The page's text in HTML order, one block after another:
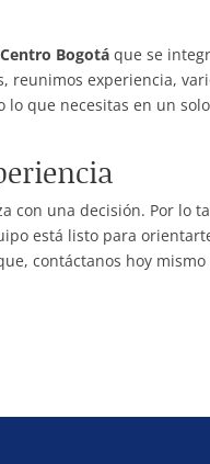
Bogotá que se
experiencia,
que necesitas en un
con una decisión. Por lo
está listo para
contáctanos hoy